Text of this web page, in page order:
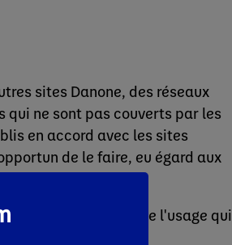
sites Danone, des réseaux
qui ne sont pas couverts par les
en accord avec les sites
de le faire, eu égard aux
de ces sites et de l'usage qui